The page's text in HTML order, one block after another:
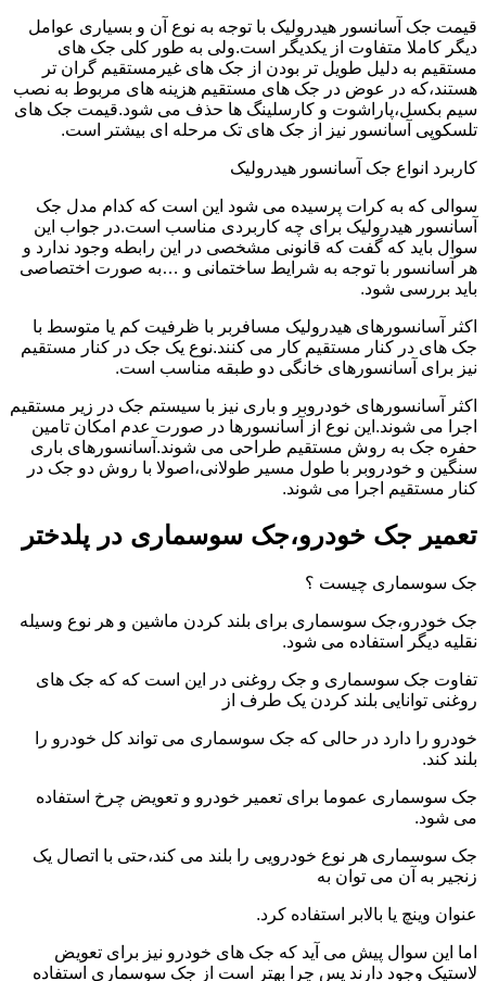
قیمت جک آسانسور هیدرولیک با توجه به نوع آن و بسیاری عوامل
دیگر کاملا متفاوت از یکدیگر است.ولی به طور کلی جک های
مستقیم به دلیل طویل تر بودن از جک های غیرمستقیم گران تر
هستند،که در عوض در جک های مستقیم هزینه های مربوط به نصب
سیم بکسل،پاراشوت و کارسلینگ ها حذف می شود.قیمت جک های
تلسکوپی آسانسور نیز از جک های تک مرحله ای بیشتر است.
کاربرد انواع جک آسانسور هیدرولیک
سوالی که به کرات پرسیده می شود این است که کدام مدل جک
آسانسور هیدرولیک برای چه کاربردی مناسب است.در جواب این
سوال باید که گفت که قانونی مشخصی در این رابطه وجود ندارد و
هر آسانسور با توجه به شرایط ساختمانی و …به صورت اختصاصی
باید بررسی شود.
اکثر آسانسورهای هیدرولیک مسافربر با ظرفیت کم یا متوسط با
جک های در کنار مستقیم کار می کنند.نوع یک جک در کنار مستقیم
نیز برای آسانسورهای خانگی دو طبقه مناسب است.
اکثر آسانسورهای خودروبر و باری نیز با سیستم جک در زیر مستقیم
اجرا می شوند.این نوع از آسانسورها در صورت عدم امکان تامین
حفره جک به روش مستقیم طراحی می شوند.آسانسورهای باری
سنگین و خودروبر با طول مسیر طولانی،اصولا با روش دو جک در
کنار مستقیم اجرا می شوند.
تعمیر جک خودرو،جک سوسماری در پلدختر
جک سوسماری چیست ؟
جک خودرو،جک سوسماری برای بلند کردن ماشین و هر نوع وسیله
نقلیه دیگر استفاده می شود.
تفاوت جک سوسماری و جک روغنی در این است که که جک های
روغنی توانایی بلند کردن یک طرف از
خودرو را دارد در حالی که جک سوسماری می تواند کل خودرو را
بلند کند.
جک سوسماری عموما برای تعمیر خودرو و تعویض چرخ استفاده
می شود.
جک سوسماری هر نوع خودرویی را بلند می کند،حتی با اتصال یک
زنجیر به آن می توان به
عنوان وینچ یا بالابر استفاده کرد.
اما این سوال پیش می آید که جک های خودرو نیز برای تعویض
لاستیک وجود دارند پس چرا بهتر است از جک سوسماری استفاده